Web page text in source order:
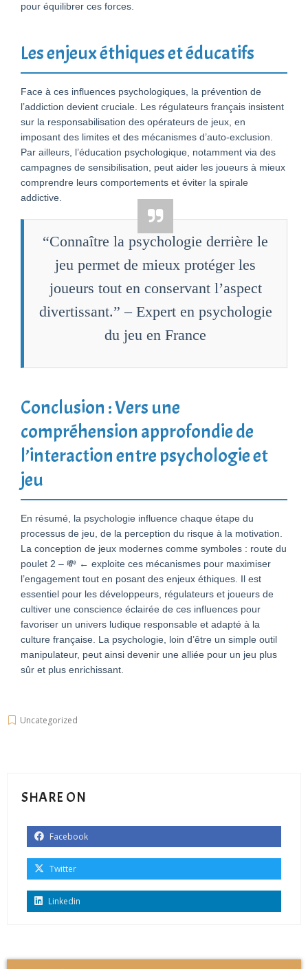
pour équilibrer ces forces.
Les enjeux éthiques et éducatifs
Face à ces influences psychologiques, la prévention de
l’addiction devient cruciale. Les régulateurs français insistent
sur la responsabilisation des opérateurs de jeux, en
imposant des limites et des mécanismes d’auto-exclusion.
Par ailleurs, l’éducation psychologique, notamment via des
campagnes de sensibilisation, peut aider les joueurs à mieux
comprendre leurs comportements et éviter la spirale
addictive.
“Connaître la psychologie derrière le
jeu permet de mieux protéger les
joueurs tout en conservant l’aspect
divertissant.” – Expert en psychologie
du jeu en France
Conclusion : Vers une
compréhension approfondie de
l’interaction entre psychologie et
jeu
En résumé, la psychologie influence chaque étape du
processus de jeu, de la perception du risque à la motivation.
La conception de jeux modernes comme symboles : route du
poulet 2 – 💸 ← exploite ces mécanismes pour maximiser
l’engagement tout en posant des enjeux éthiques. Il est
essentiel pour les développeurs, régulateurs et joueurs de
cultiver une conscience éclairée de ces influences pour
favoriser un univers ludique responsable et adapté à la
culture française. La psychologie, loin d’être un simple outil
manipulateur, peut ainsi devenir une alliée pour un jeu plus
sûr et plus enrichissant.
Uncategorized
SHARE ON
Facebook
Twitter
Linkedin